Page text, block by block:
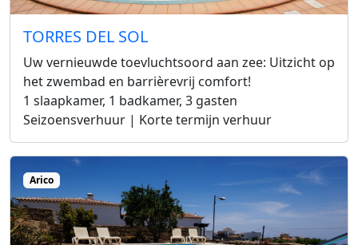
TORRES DEL SOL
Uw vernieuwde toevluchtsoord aan zee: Uitzicht op
het zwembad en barrièrevrij comfort!
1 slaapkamer, 1 badkamer, 3 gasten
Seizoensverhuur | Korte termijn verhuur
Arico